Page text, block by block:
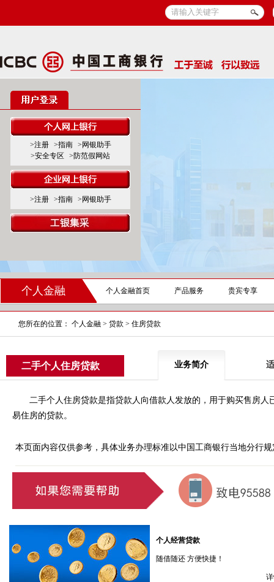
>注册 >指南
>网银助手
>安全专区
>防范假网站
>注册 >指南 >网银助手
个人金融 个人金融首页 产品服务 贵宾专享
您所在的位置： 个人金融 > 贷款 > 住房贷款
二手个人住房贷款 业务简介
二手个人住房贷款是指贷款人向借款人发放的，用于购买售房人
易住房的贷款。
本页面内容仅供参考，具体业务办理标准以中国工商银行当地分行
个人经营贷款
随借随还 方便快捷！